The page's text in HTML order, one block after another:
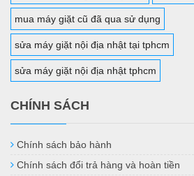
mua máy giặt cũ đã qua sử dụng
sửa máy giặt nội địa nhật tại tphcm
sửa máy giặt nội địa nhật tphcm
CHÍNH SÁCH
Chính sách bảo hành
Chính sách đổi trả hàng và hoàn tiền